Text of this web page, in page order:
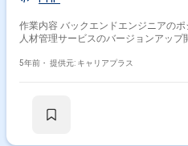
作業内容 バックエンドエンジニアの
人材管理サービスのバージョンアップ
5年前・ 提供元: キャリアプラス